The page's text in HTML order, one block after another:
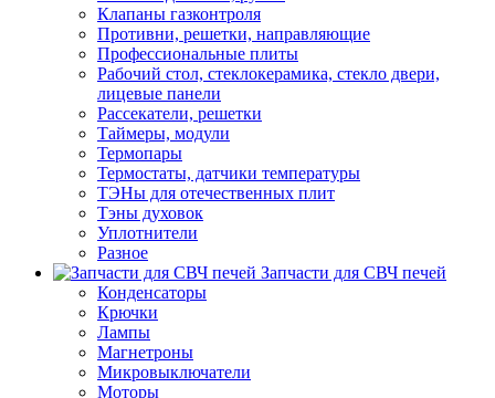
Клапаны газконтроля
Противни, решетки, направляющие
Профессиональные плиты
Рабочий стол, стеклокерамика, стекло двери,
лицевые панели
Рассекатели, решетки
Таймеры, модули
Термопары
Термостаты, датчики температуры
ТЭНы для отечественных плит
Тэны духовок
Уплотнители
Разное
Запчасти для СВЧ печей
Конденсаторы
Крючки
Лампы
Магнетроны
Микровыключатели
Моторы